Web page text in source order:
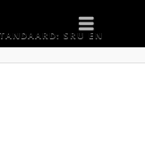
SRU EN